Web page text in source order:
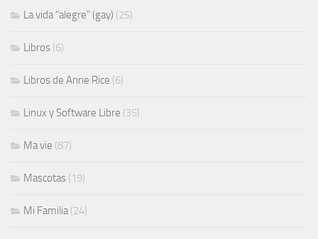
La vida "alegre" (gay) (25)
Libros (6)
Libros de Anne Rice (6)
Linux y Software Libre (35)
Ma vie (87)
Mascotas (19)
Mi Familia(24)